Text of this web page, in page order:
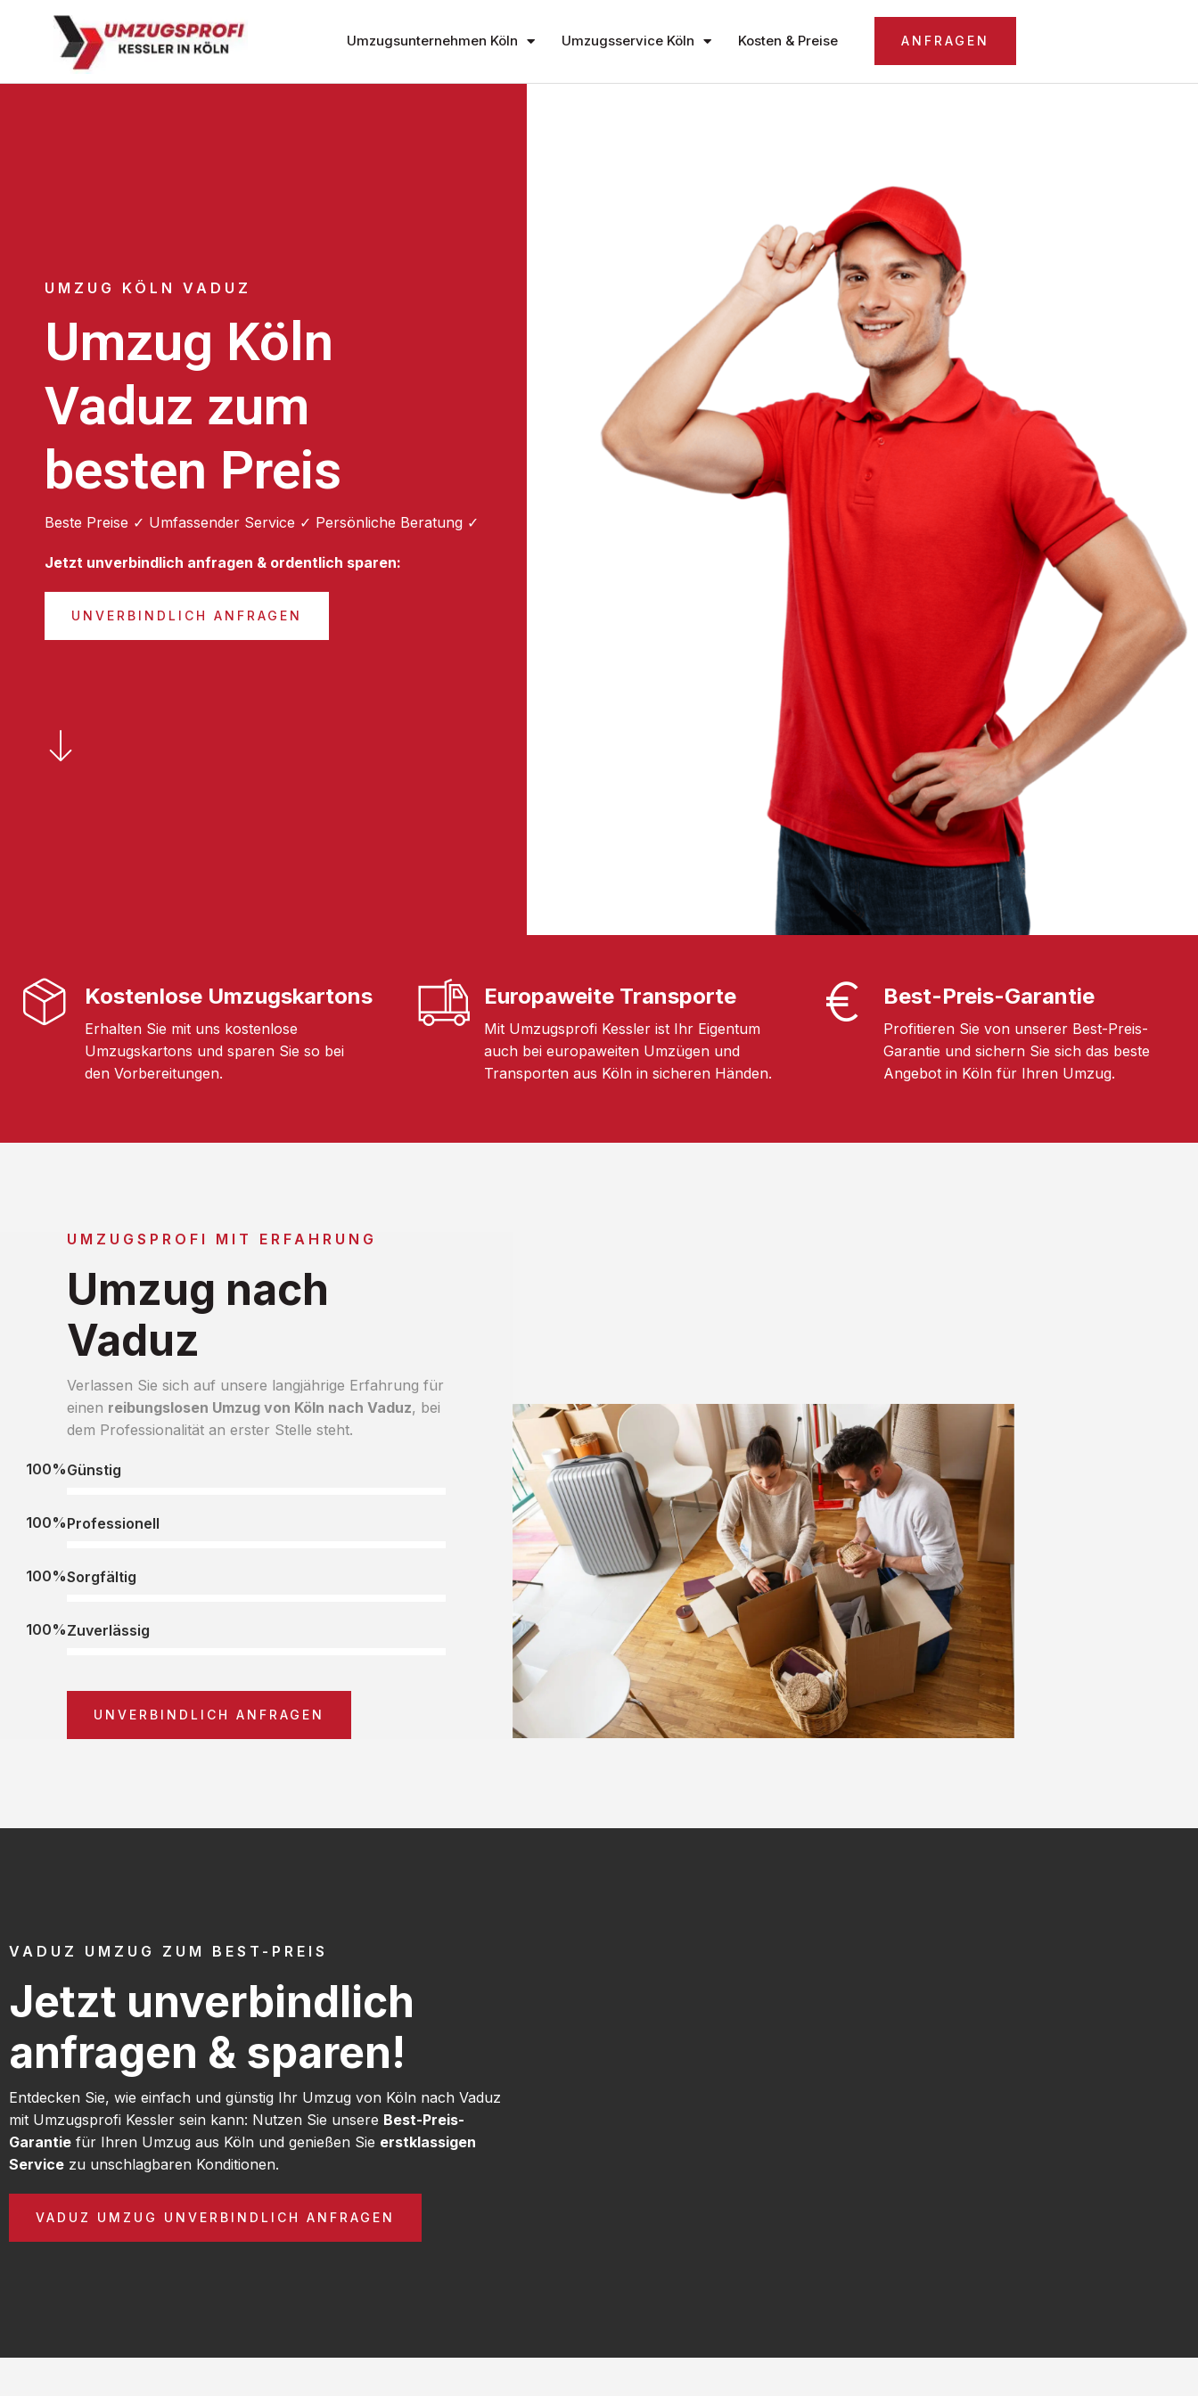
Umzugsunternehmen Köln Umzugsservice Köln Kosten & Preise ANFRAGEN
UMZUG KÖLN VADUZ
Umzug Köln
Vaduz zum
besten Preis
Beste Preise ✓ Umfassender Service ✓ Persönliche Beratung ✓
Jetzt unverbindlich anfragen & ordentlich sparen:
UNVERBINDLICH ANFRAGEN
Kostenlose Umzugskartons
Erhalten Sie mit uns kostenlose
Umzugskartons und sparen Sie so bei
den Vorbereitungen.
Europaweite Transporte
Mit Umzugsprofi Kessler ist Ihr Eigentum
auch bei europaweiten Umzügen und
Transporten aus Köln in sicheren Händen.
Best-Preis-Garantie
Profitieren Sie von unserer Best-Preis-
Garantie und sichern Sie sich das beste
Angebot in Köln für Ihren Umzug.
UMZUGSPROFI MIT ERFAHRUNG
Umzug nach
Vaduz
Verlassen Sie sich auf unsere langjährige Erfahrung für
einen reibungslosen Umzug von Köln nach Vaduz, bei
dem Professionalität an erster Stelle steht.
Günstig
100%
Professionell
100%
Sorgfältig
100%
Zuverlässig
100%
UNVERBINDLICH ANFRAGEN
VADUZ UMZUG ZUM BEST-PREIS
Jetzt unverbindlich
anfragen & sparen!
Entdecken Sie, wie einfach und günstig Ihr Umzug von Köln nach Vaduz
mit Umzugsprofi Kessler sein kann: Nutzen Sie unsere Best-Preis-
Garantie für Ihren Umzug aus Köln und genießen Sie erstklassigen
Service zu unschlagbaren Konditionen.
VADUZ UMZUG UNVERBINDLICH ANFRAGEN